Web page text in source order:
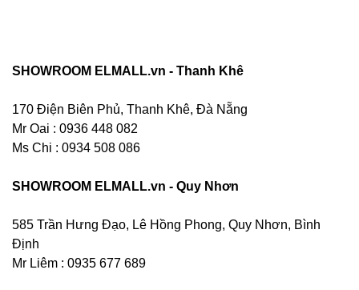
SHOWROOM ELMALL.vn - Thanh Khê
170 Điện Biên Phủ, Thanh Khê, Đà Nẵng
Mr Oai : 0936 448 082
Ms Chi : 0934 508 086
SHOWROOM ELMALL.vn - Quy Nhơn
585 Trần Hưng Đạo, Lê Hồng Phong, Quy Nhơn, Bình
Định
Mr Liêm : 0935 677 689